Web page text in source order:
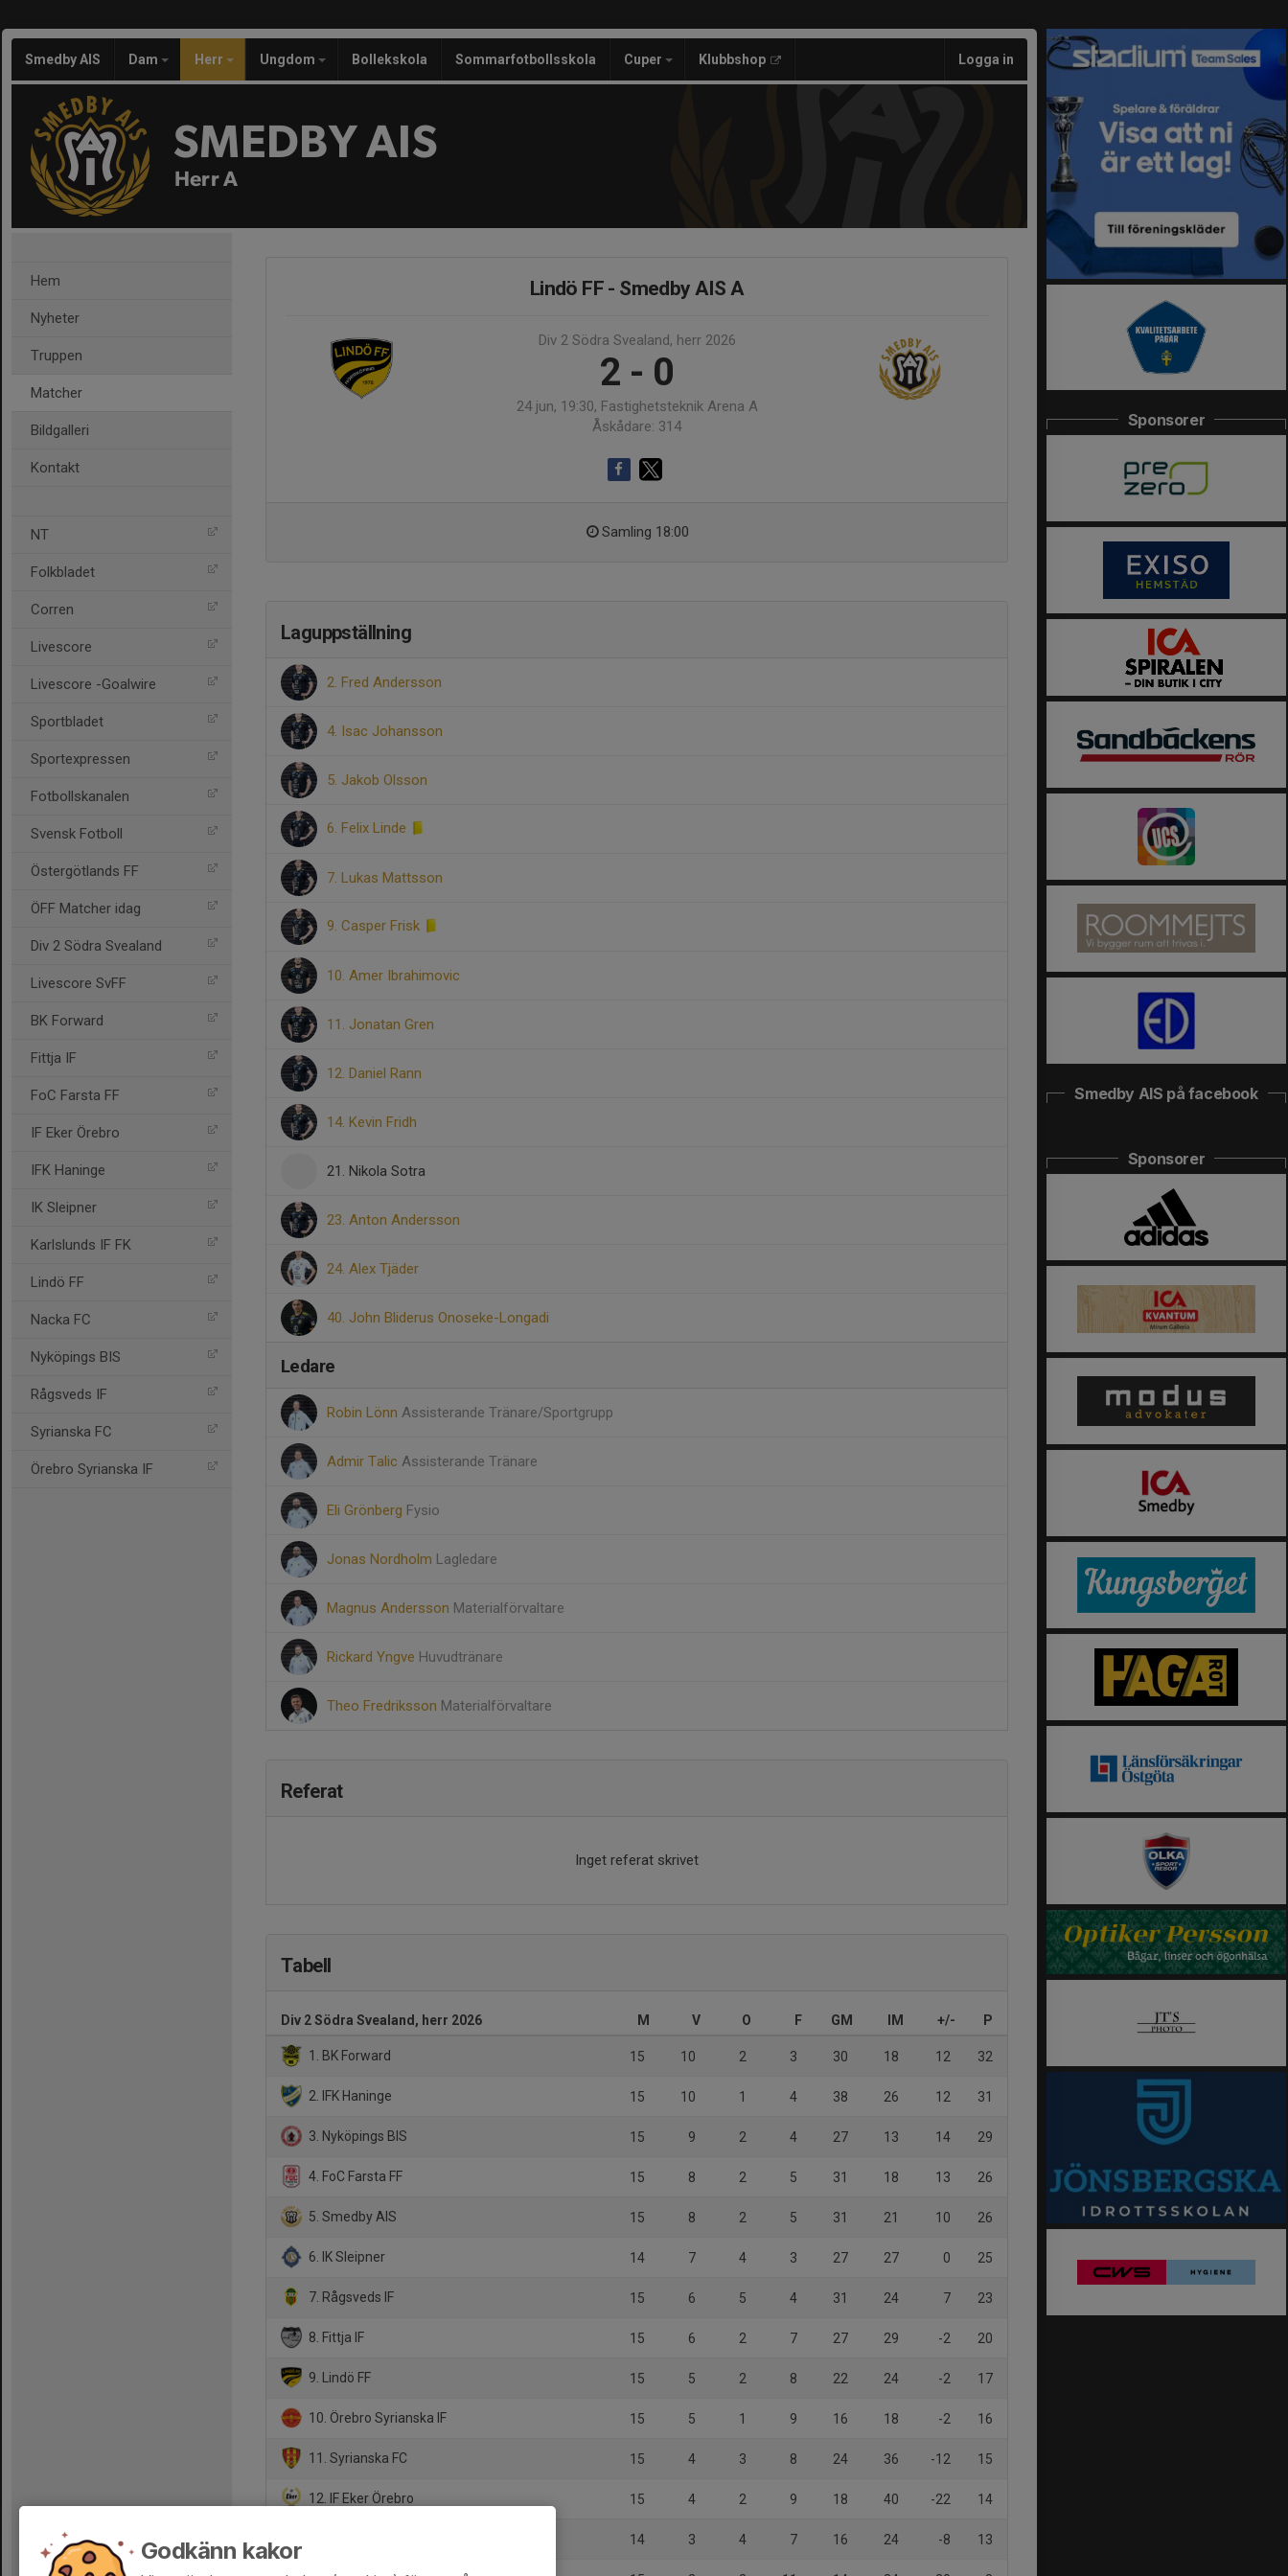
Smedby AIS Dam Herr Ungdom Bollekskola Sommarfotbollsskola Cuper Klubbshop Logga in
SMEDBY AIS
Herr A
Hem
Nyheter
Truppen
Matcher
Bildgalleri
Kontakt
NT
Folkbladet
Corren
Livescore
Livescore -Goalwire
Sportbladet
Sportexpressen
Fotbollskanalen
Svensk Fotboll
Östergötlands FF
ÖFF Matcher idag
Div 2 Södra Svealand
Livescore SvFF
BK Forward
Fittja IF
FoC Farsta FF
IF Eker Örebro
IFK Haninge
IK Sleipner
Karlslunds IF FK
Lindö FF
Nacka FC
Nyköpings BIS
Rågsveds IF
Syrianska FC
Örebro Syrianska IF
Lindö FF - Smedby AIS A
Div 2 Södra Svealand, herr 2026
2 - 0
24 jun, 19:30, Fastighetsteknik Arena A
Åskådare: 314
Samling 18:00
Laguppställning
2. Fred Andersson
4. Isac Johansson
5. Jakob Olsson
6. Felix Linde
7. Lukas Mattsson
9. Casper Frisk
10. Amer Ibrahimovic
11. Jonatan Gren
12. Daniel Rann
14. Kevin Fridh
21. Nikola Sotra
23. Anton Andersson
24. Alex Tjäder
40. John Bliderus Onoseke-Longadi
Ledare
Robin Lönn Assisterande Tränare/Sportgrupp
Admir Talic Assisterande Tränare
Eli Grönberg Fysio
Jonas Nordholm Lagledare
Magnus Andersson Materialförvaltare
Rickard Yngve Huvudtränare
Theo Fredriksson Materialförvaltare
Referat
Inget referat skrivet
Tabell
Div 2 Södra Svealand, herr 2026 M V O F GM IM +/- P
1. BK Forward 15 10 2 3 30 18 12 32
2. IFK Haninge 15 10 1 4 38 26 12 31
3. Nyköpings BIS 15 9 2 4 27 13 14 29
4. FoC Farsta FF 15 8 2 5 31 18 13 26
5. Smedby AIS 15 8 2 5 31 21 10 26
6. IK Sleipner 14 7 4 3 27 27 0 25
7. Rågsveds IF 15 6 5 4 31 24 7 23
8. Fittja IF 15 6 2 7 27 29 -2 20
9. Lindö FF 15 5 2 8 22 24 -2 17
10. Örebro Syrianska IF 15 5 1 9 16 18 -2 16
11. Syrianska FC 15 4 3 8 24 36 -12 15
12. IF Eker Örebro 15 4 2 9 18 40 -22 14
14 3 4 7 16 24 -8 13
Sponsorer
Smedby AIS på facebook
Sponsorer
Godkänn kakor